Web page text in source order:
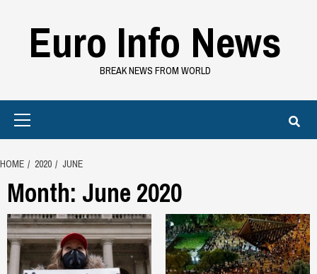
contentEuro Info News
BREAK NEWS FROM WORLD
HOME 2020 JUNE
Month: June 2020